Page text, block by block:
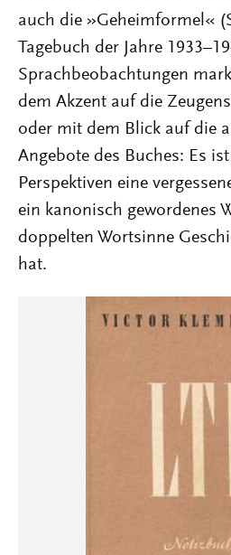
auch die »Geheimformel«
Tagebuch der Jahre
Sprachbeobachtungen
dem Akzent auf die
oder mit dem Blick auf die
Angebote des Buches: Es
Perspektiven eine
ein kanonisch gewordenes
doppelten Wortsinne
hat.